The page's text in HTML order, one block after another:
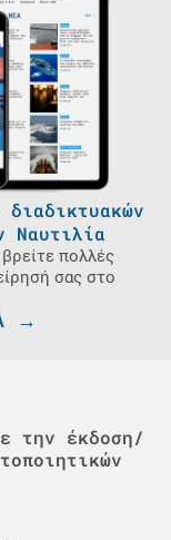
Ναυτιλία
πολλές
σας στο
→
την έκδοση/